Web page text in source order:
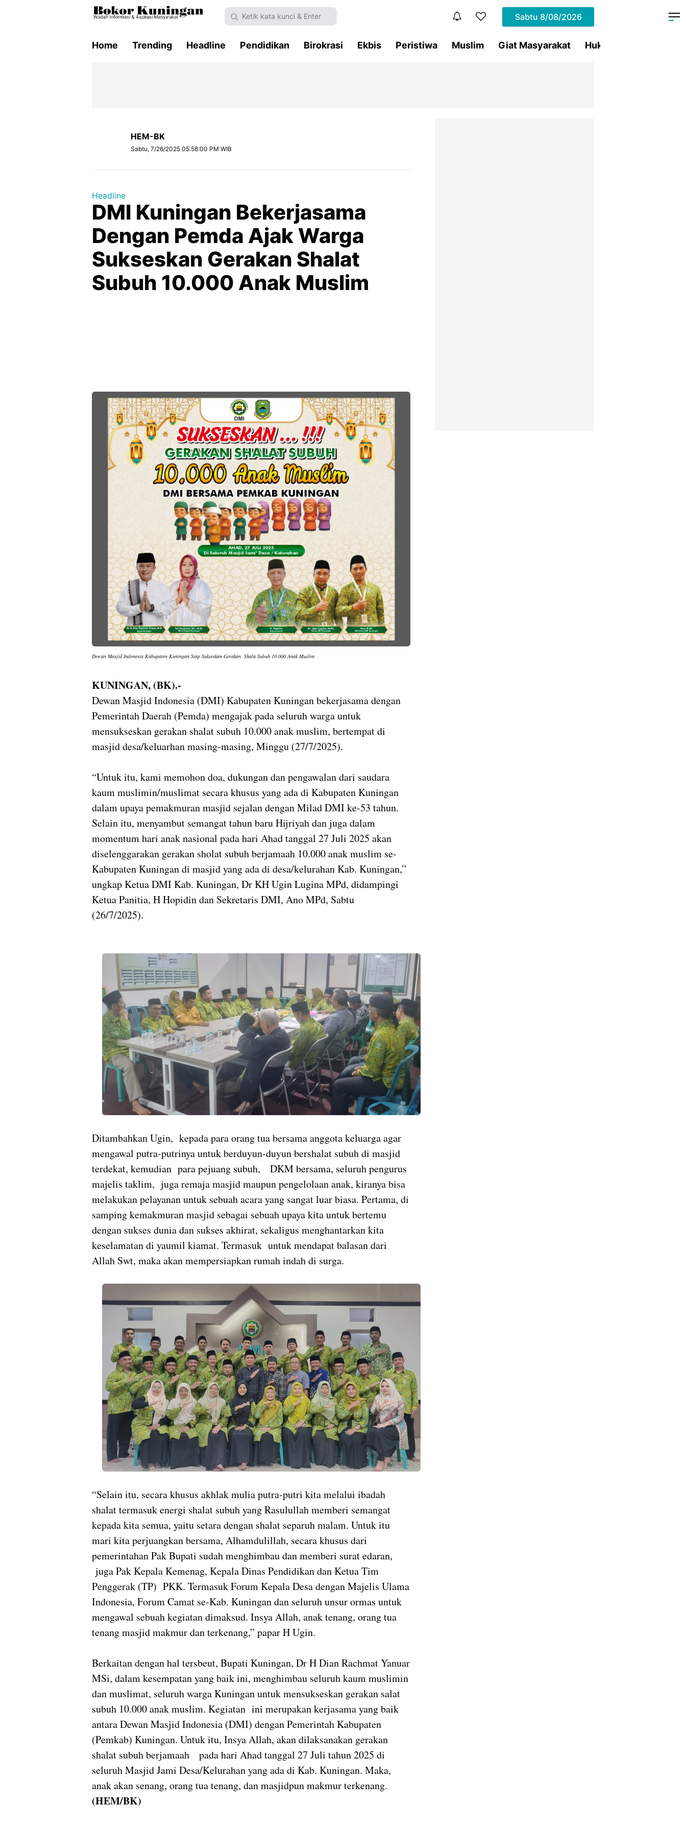
Sabtu 8/08/2026
Home Trending Headline Pendidikan Birokrasi Ekbis Peristiwa Muslim Giat Masyarakat Hukum
HEM-BK
Sabtu, 7/26/2025 05:58:00 PM WIB
Headline
DMI Kuningan Bekerjasama
Dengan Pemda Ajak Warga
Sukseskan Gerakan Shalat
Subuh 10.000 Anak Muslim
Dewan Masjid Indonesia Kabupaten Kuningan Siap Sukseskan Gerakan Shala Subuh 10.000 Anak Muslim
KUNINGAN, (BK).-
Dewan Masjid Indonesia (DMI) Kabupaten Kuningan bekerjasama dengan
Pemerintah Daerah (Pemda) mengajak pada seluruh warga untuk
mensukseskan gerakan shalat subuh 10.000 anak muslim, bertempat di
masjid desa/keluarhan masing-masing, Minggu (27/7/2025).
“Untuk itu, kami memohon doa, dukungan dan pengawalan dari saudara
kaum muslimin/muslimat secara khusus yang ada di Kabupaten Kuningan
dalam upaya pemakmuran masjid sejalan dengan Milad DMI ke-53 tahun.
Selain itu, menyambut semangat tahun baru Hijriyah dan juga dalam
momentum hari anak nasional pada hari Ahad tanggal 27 Juli 2025 akan
diselenggarakan gerakan sholat subuh berjamaah 10.000 anak muslim se-
Kabupaten Kuningan di masjid yang ada di desa/kelurahan Kab. Kuningan,”
ungkap Ketua DMI Kab. Kuningan, Dr KH Ugin Lugina MPd, didampingi
Ketua Panitia, H Hopidin dan Sekretaris DMI, Ano MPd, Sabtu
(26/7/2025).
Ditambahkan Ugin, kepada para orang tua bersama anggota keluarga agar
mengawal putra-putrinya untuk berduyun-duyun bershalat subuh di masjid
terdekat, kemudian para pejuang subuh,
DKM bersama, seluruh pengurus
majelis taklim, juga remaja masjid maupun pengelolaan anak, kiranya bisa
melakukan pelayanan untuk sebuah acara yang sangat luar biasa. Pertama, di
samping kemakmuran masjid sebagai sebuah upaya kita untuk bertemu
dengan sukses dunia dan sukses akhirat, sekaligus menghantarkan kita
keselamatan di yaumil kiamat. Termasuk untuk mendapat balasan dari
Allah Swt, maka akan mempersiapkan rumah indah di surga.
“Selain itu, secara khusus akhlak mulia putra-putri kita melalui ibadah
shalat termasuk energi shalat subuh yang Rasulullah memberi semangat
kepada kita semua, yaitu setara dengan shalat separuh malam. Untuk itu
mari kita perjuangkan bersama, Alhamdulillah, secara khusus dari
pemerintahan Pak Bupati sudah menghimbau dan memberi surat edaran,
juga Pak Kepala Kemenag, Kepala Dinas Pendidikan dan Ketua Tim
Penggerak (TP) PKK. Termasuk Forum Kepala Desa dengan Majelis Ulama
Indonesia, Forum Camat se-Kab. Kuningan dan seluruh unsur ormas untuk
mengawal sebuah kegiatan dimaksud. Insya Allah, anak tenang, orang tua
tenang masjid makmur dan terkenang,” papar H Ugin.
Berkaitan dengan hal tersbeut, Bupati Kuningan, Dr H Dian Rachmat Yanuar
MSi, dalam kesempatan yang baik ini, menghimbau seluruh kaum muslimin
dan muslimat, seluruh warga Kuningan untuk mensukseskan gerakan salat
subuh 10.000 anak muslim. Kegiatan ini merupakan kerjasama yang baik
antara Dewan Masjid Indonesia (DMI) dengan Pemerintah Kabupaten
(Pemkab) Kuningan. Untuk itu, Insya Allah, akan dilaksanakan gerakan
shalat subuh berjamaah
pada hari Ahad tanggal 27 Juli tahun 2025 di
seluruh Masjid Jami Desa/Kelurahan yang ada di Kab. Kuningan. Maka,
anak akan senang, orang tua tenang, dan masjidpun makmur terkenang.
(HEM/BK)